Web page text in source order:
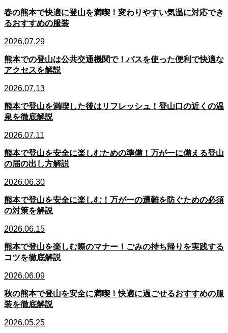
春の熊本で快適に登山を満喫！変わりやすい気温に対応でき
るおすすめの服装
2026.07.29
熊本での登山は公共交通機関で！バスを使った便利で快適な
アクセスを解説
2026.07.13
熊本で登山を満喫した後はリフレッシュ！登山口の近くの温
泉を徹底解説
2026.07.11
熊本で登山を安全に楽しむための準備！万が一に備える登山
の届の出し方解説
2026.06.30
熊本で登山を安全に楽しむ！万が一の遭難を防ぐための必須
の対策を解説
2026.06.15
熊本で登山を楽しむ際のマナー！ごみの持ち帰りを実践する
コツを徹底解説
2026.06.09
秋の熊本で登山を安全に満喫！快適に過ごせるおすすめの服
装を徹底解説
2026.05.25